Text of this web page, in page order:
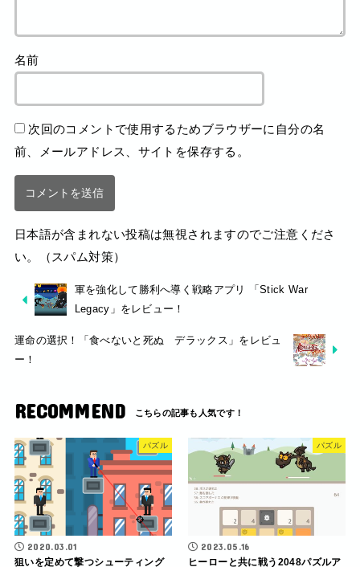
名前
次回のコメントで使用するためブラウザーに自分の名
前、メールアドレス、サイトを保存する。
日本語が含まれない投稿は無視されますのでご注意くださ
い。（スパム対策）
軍を強化して勝利へ導く戦略アプリ 「Stick War
Legacy」をレビュー！
運命の選択！「食べないと死ぬ デラックス」をレビュ
ー！
RECOMMEND
パズル
2020.03.01
狙いを定めて撃つシューティング
パズル
2023.05.16
ヒーローと共に戦う2048パズルア